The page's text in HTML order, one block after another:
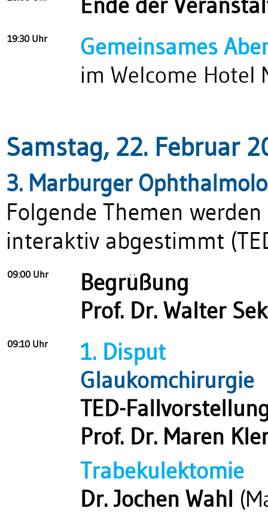
19:30 Uhr
Gemeinsames
im Welcome Hotel
Samstag, 22. Februar
3. Marburger
Folgende Themen
interaktiv abgestimmt
09:00 Uhr
Begrüßung
Prof. Dr. Walter
09:10 Uhr
1. Disput
Glaukomchirurgie
TED-
Prof. Dr. Maren
Trabekulektomie
Dr. Jochen Wahl